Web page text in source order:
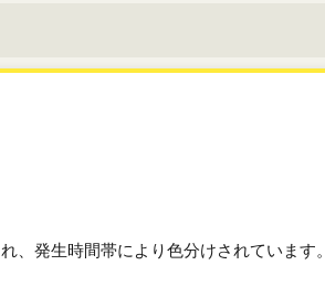
、発生時間帯により色分けされています。